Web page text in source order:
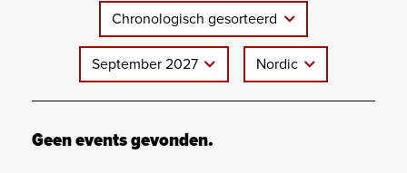
Chronologisch gesorteerd
September 2027 Nordic
Geen events gevonden.